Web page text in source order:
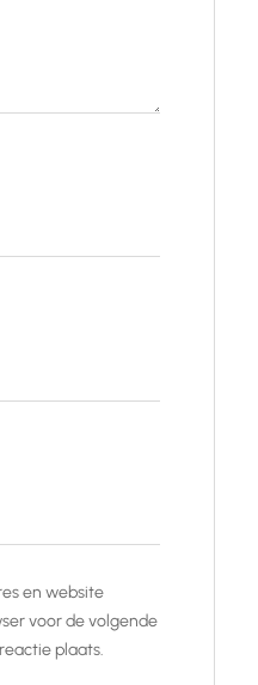
en website
voor de volgende
plaats.